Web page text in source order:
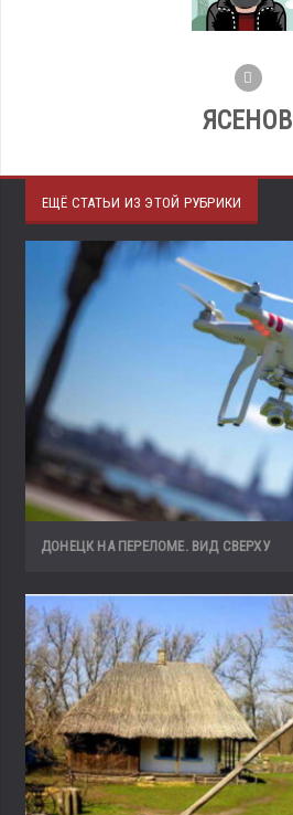
ЯСЕНОВ
ЕЩЁ СТАТЬИ ИЗ ЭТОЙ РУБРИКИ
ДОНЕЦК НА ПЕРЕЛОМЕ. ВИД СВЕРХУ